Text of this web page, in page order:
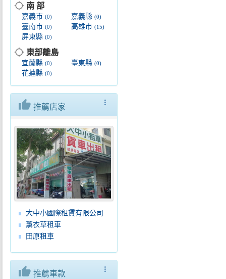
location_searching 南 部
嘉義市 (0) 嘉義縣(0)
臺南市 (0) 高雄市(15)
屏東縣 (0)
location_searching 東部離島
宜蘭縣 (0) 臺東縣(0)
花蓮縣 (0)
more_vert
thumb_up 推薦店家
大中小國際租賃有限公司
薰衣草租車
田原租車
more_vert
thumb_up 推薦車款